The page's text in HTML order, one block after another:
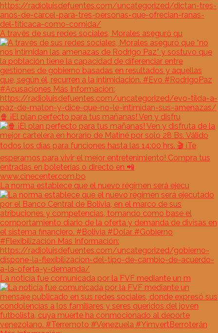
A través de sus redes sociales, Morales aseguró qu
🍿 ¡El plan perfecto para tus mañanas! Ven y disfru
La norma establece que el nuevo régimen será ejecu
La noticia fue comunicada por la FVF mediante un m